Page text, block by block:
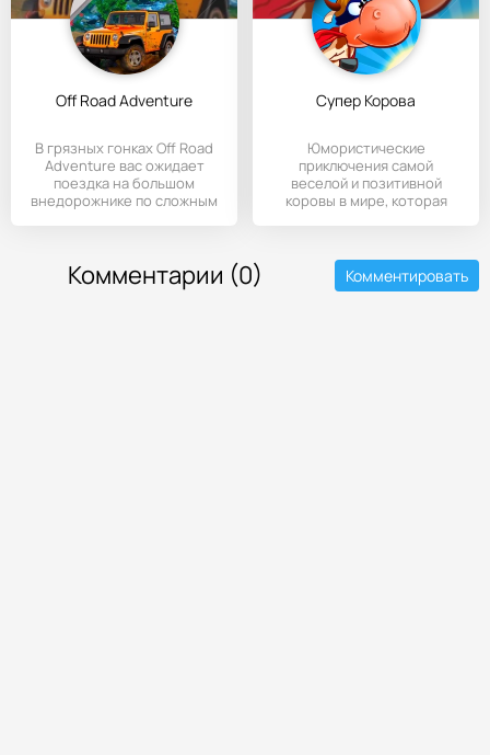
Off Road Adventure
В грязных гонках Off Road
Adventure вас ожидает
поездка на большом
внедорожнике по сложным
Супер Корова
Юмористические
приключения самой
веселой и позитивной
коровы в мире, которая
Комментарии (0) Комментировать